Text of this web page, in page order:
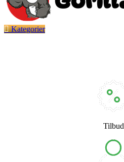
Kategorier
Tilbud